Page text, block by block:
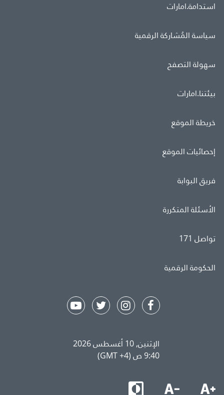
استدامة.امارات
سياسة المُشاركة الرقمية
سهولة التصفح
بيئتنا.امارات
خريطة الموقع
إحصائيات الموقع
فريق البوابة
الأسئلة المتكررة
تواصل 171
الحكومة الرقمية
الإثنين, 10 أغسطس 2026
9:40 ص (GMT +4)